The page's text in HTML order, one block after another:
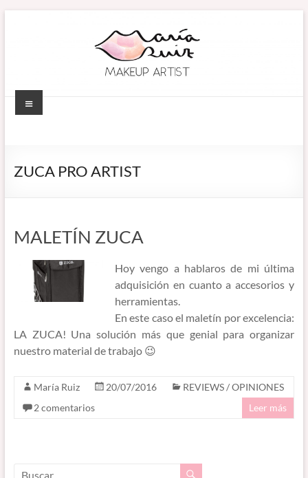
–
EN CÓRDOBA
(España).
automaquillaje.
Bellypainting.
Menú
ZUCA PRO ARTIST
MALETÍN ZUCA
Hoy vengo a hablaros de mi última
adquisición en cuanto a accesorios y
herramientas.
En este caso el maletín por excelencia:
LA ZUCA! Una solución más que genial para organizar
nuestro material de trabajo 😉
María Ruiz 20/07/2016
REVIEWS / OPINIONES
2 comentarios
Leer más